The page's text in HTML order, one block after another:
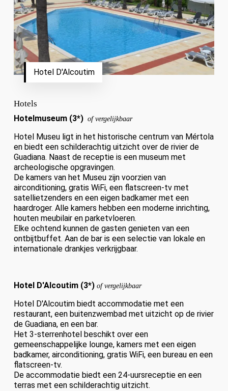
Hotel D'Alcoutim
Hotels
Hotelmuseum (3*) of vergelijkbaar
Hotel Museu ligt in het historische centrum van Mértola
en biedt een schilderachtig uitzicht over de rivier de
Guadiana. Naast de receptie is een museum met
archeologische opgravingen.
De kamers van het Museu zijn voorzien van
airconditioning, gratis WiFi, een flatscreen-tv met
satellietzenders en een eigen badkamer met een
haardroger. Alle kamers hebben een moderne inrichting,
houten meubilair en parketvloeren.
Elke ochtend kunnen de gasten genieten van een
ontbijtbuffet. Aan de bar is een selectie van lokale en
internationale drankjes verkrijgbaar.
Hotel D'Alcoutim (3*) of vergelijkbaar
Hotel D'Alcoutim biedt accommodatie met een
restaurant, een buitenzwembad met uitzicht op de rivier
de Guadiana, en een bar.
Het 3-sterrenhotel beschikt over een
gemeenschappelijke lounge, kamers met een eigen
badkamer, airconditioning, gratis WiFi, een bureau en een
flatscreen-tv.
De accommodatie biedt een 24-uursreceptie en een
terras met een schilderachtig uitzicht.